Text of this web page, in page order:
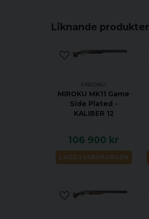
Liknande produkter
MIROKU
MIROKU MK11 Game
Side Plated -
KALIBER 12
106 900 kr
LÄGG I VARUKORGEN